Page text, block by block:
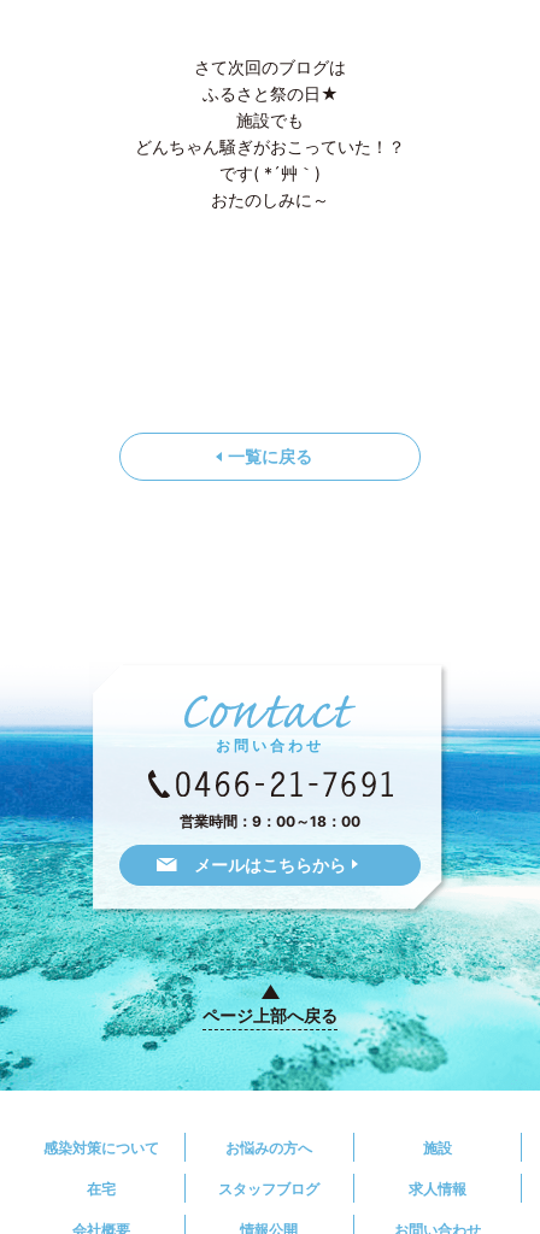
さて次回のブログは
ふるさと祭の日★
施設でも
どんちゃん騒ぎがおこっていた！？
です( *´艸｀)
おたのしみに～
一覧に戻る
お問い合わせ
営業時間：9：00～18：00
メールはこちらから
ページ上部へ戻る
感染対策について お悩みの方へ 施設
在宅 スタッフブログ 求人情報
会社概要 情報公開 お問い合わせ